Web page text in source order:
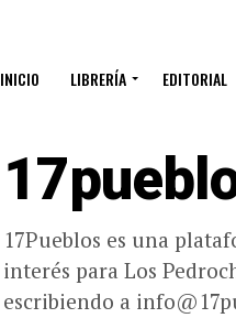
INICIO LIBRERÍA EDITORIAL
17Pueblos es una
interés para Los
escribiendo a